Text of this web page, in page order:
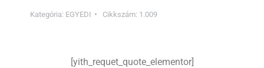
Kategória: EGYEDI Cikkszám: 1.009
[yith_requet_quote_elementor]